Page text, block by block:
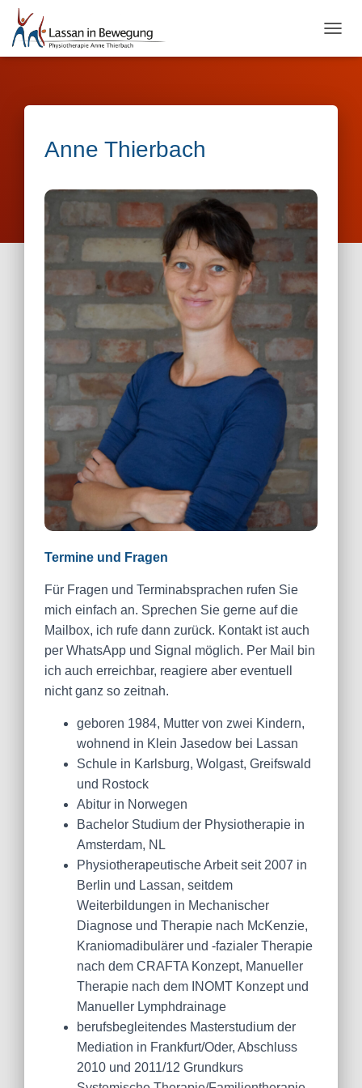
Anne Thierbach
Termine und Fragen
Für Fragen und Terminabsprachen rufen Sie
mich einfach an. Sprechen Sie gerne auf die
Mailbox, ich rufe dann zurück. Kontakt ist auch
per WhatsApp und Signal möglich. Per Mail bin
ich auch erreichbar, reagiere aber eventuell
nicht ganz so zeitnah.
geboren 1984, Mutter von zwei Kindern,
wohnend in Klein Jasedow bei Lassan
Schule in Karlsburg, Wolgast, Greifswald
und Rostock
Abitur in Norwegen
Bachelor Studium der Physiotherapie in
Amsterdam, NL
Physiotherapeutische Arbeit seit 2007 in
Berlin und Lassan, seitdem
Weiterbildungen in Mechanischer
Diagnose und Therapie nach McKenzie,
Kraniomadibulärer und -fazialer Therapie
nach dem CRAFTA Konzept, Manueller
Therapie nach dem INOMT Konzept und
Manueller Lymphdrainage
berufsbegleitendes Masterstudium der
Mediation in Frankfurt/Oder, Abschluss
2010 und 2011/12 Grundkurs